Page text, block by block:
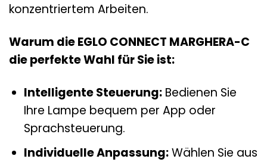
konzentriertem Arbeiten.
Warum die EGLO CONNECT MARGHERA-C
die perfekte Wahl für Sie ist:
Intelligente Steuerung:Bedienen Sie
Ihre Lampe bequem per App oder
Sprachsteuerung.
Individuelle Anpassung:Wählen Sie aus